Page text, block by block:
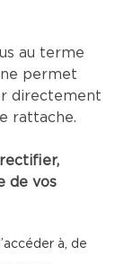
au terme
permet
directement
rattache.
de vos
à, de